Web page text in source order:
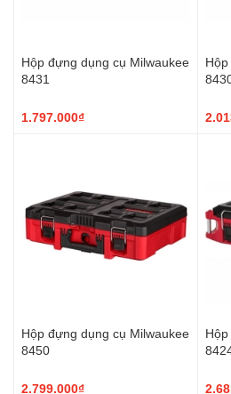
Hộp đựng dụng cụ Milwaukee
8431
1.797.000₫
Hộp đựng dụng cụ Milwaukee
8450
2.799.000₫